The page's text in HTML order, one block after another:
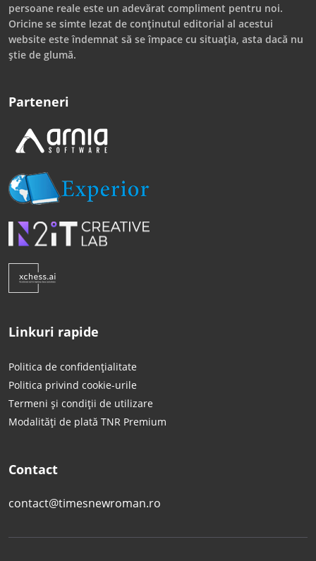
persoane reale este un adevărat compliment pentru noi.
Oricine se simte lezat de conținutul editorial al acestui
website este îndemnat să se împace cu situația, asta dacă nu
știe de glumă.
Parteneri
Linkuri rapide
Politica de confidențialitate
Politica privind cookie-urile
Termeni și condiții de utilizare
Modalități de plată TNR Premium
Contact
contact@timesnewroman.ro